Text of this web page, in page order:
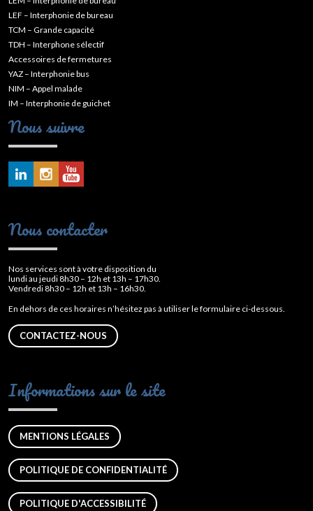
LEF – Interphonie de bureau
TCM – Grande capacité
TDH – Interphone sélectif
Accessoires de fermetures
YAZ – Interphonie bus
NIM – Appel malade
IM – Interphonie de guichet
Nous suivre
Nous contacter
Nos services sont à votre disposition du
lundi au jeudi 8h30 – 12h et 13h – 17h30.
Vendredi 8h30 – 12h et 13h – 16h30.
En dehors de ces horaires n’hésitez pas à utiliser le formulaire ci-dessous.
CONTACTEZ-NOUS
Informations sur le site
MENTIONS LÉGALES
POLITIQUE DE CONFIDENTIALITÉ
POLITIQUE D'ACCESSIBILITÉ